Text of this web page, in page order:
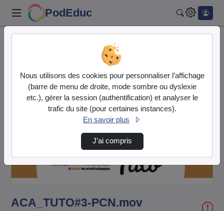
PodEduc
ACA_TUTO#3-PCN.mov
Lire
la
ACA_TUTO#3-PCN.mov
Nous utilisons des cookies pour personnaliser l’affichage
(barre de menu de droite, mode sombre ou dyslexie
etc.), gérer la session (authentification) et analyser le
trafic du site (pour certaines instances).
En savoir plus
J’ai compris